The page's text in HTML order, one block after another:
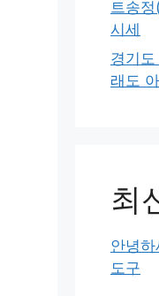
트송
시세
경기
래도
최
안녕하
도구